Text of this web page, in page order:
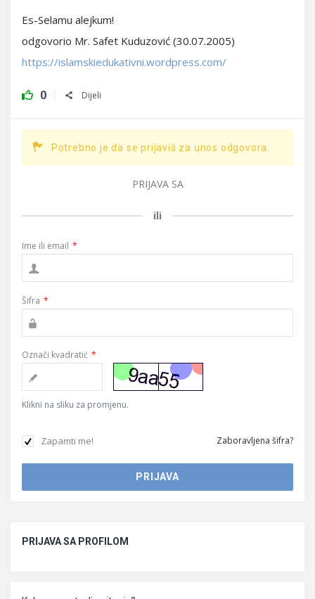
Es-Selamu alejkum!
odgovorio Mr. Safet Kuduzović (30.07.2005)
https://islamskiedukativni.wordpress.com/
0 Dijeli
Potrebno je da se prijaviš za unos odgovora.
PRIJAVA SA
ili
Ime ili email *
Šifra *
Označi kvadratić *
Klikni na sliku za promjenu.
Zapamti me! Zaboravljena šifra?
PRIJAVA SA PROFILOM